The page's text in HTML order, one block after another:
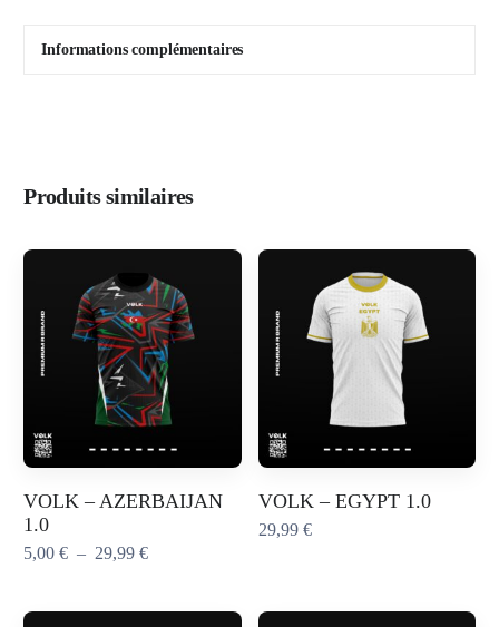
Informations complémentaires
Produits similaires
VOLK – AZERBAIJAN
1.0
5,00€ – 29,99€
VOLK – EGYPT 1.0
29,99 €